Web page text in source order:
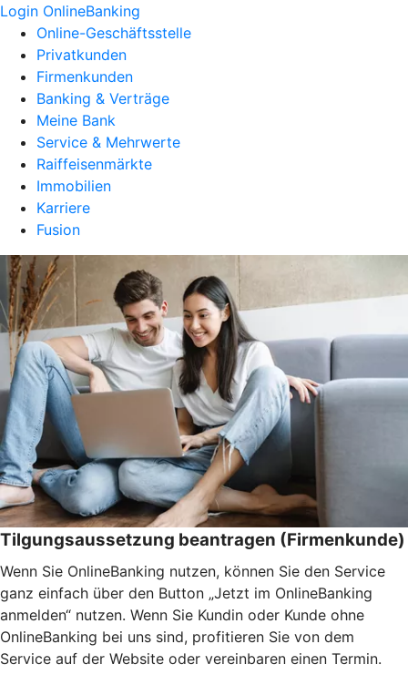
Login OnlineBanking
Online-Geschäftsstelle
Privatkunden
Firmenkunden
Banking & Verträge
Meine Bank
Service & Mehrwerte
Raiffeisenmärkte
Immobilien
Karriere
Fusion
Tilgungsaussetzung beantragen (Firmenkunde)
Wenn Sie OnlineBanking nutzen, können Sie den Service
ganz einfach über den Button „Jetzt im OnlineBanking
anmelden“ nutzen. Wenn Sie Kundin oder Kunde ohne
OnlineBanking bei uns sind, profitieren Sie von dem
Service auf der Website oder vereinbaren einen Termin.